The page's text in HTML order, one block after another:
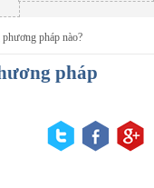
pháp nào?
pháp